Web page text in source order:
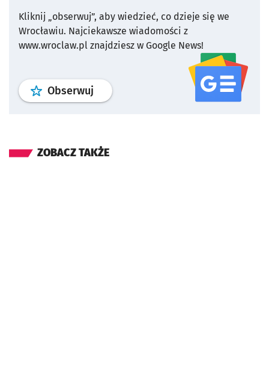
Kliknij „obserwuj”, aby wiedzieć, co dzieje się we
Wrocławiu. Najciekawsze wiadomości z
www.wroclaw.pl znajdziesz w Google News!
Obserwuj profil serwisu
ZOBACZ TAKŻE